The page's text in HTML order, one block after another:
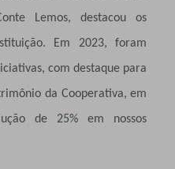
Lemos, destacou os
Em 2023, foram
com destaque para
da Cooperativa, em
de 25% em nossos